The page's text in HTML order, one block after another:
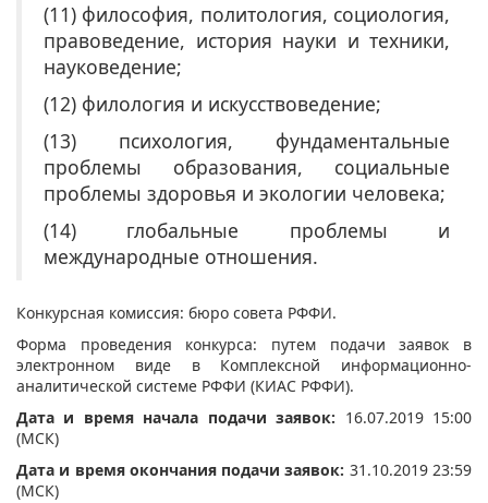
(11) философия, политология, социология,
правоведение, история науки и техники,
науковедение;
(12) филология и искусствоведение;
(13) психология, фундаментальные
проблемы образования, социальные
проблемы здоровья и экологии человека;
(14) глобальные проблемы и
международные отношения.
Конкурсная комиссия: бюро совета РФФИ.
Форма проведения конкурса: путем подачи заявок в
электронном виде в Комплексной информационно-
аналитической системе РФФИ (КИАС РФФИ).
Дата и время начала подачи заявок: 16.07.2019 15:00
(МСК)
Дата и время окончания подачи заявок: 31.10.2019 23:59
(МСК)